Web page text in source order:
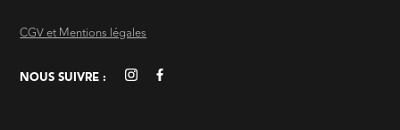
CGV et Mentions légales
NOUS SUIVRE :